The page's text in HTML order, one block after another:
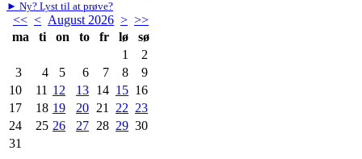
► Ny? Lyst til at prøve?
<< < August 2026 > >>
ma
ti on to fr lø
sø
1
2
3
4 5 6 7 8
9
10
11 12 13 14 15 16
17
18 19 20 21 22 23
24
25 26 27 28 29 30
31